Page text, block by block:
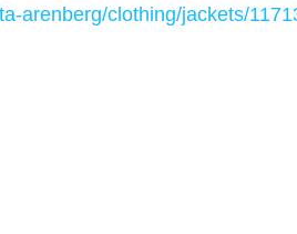
arenberg/clothing/jackets/